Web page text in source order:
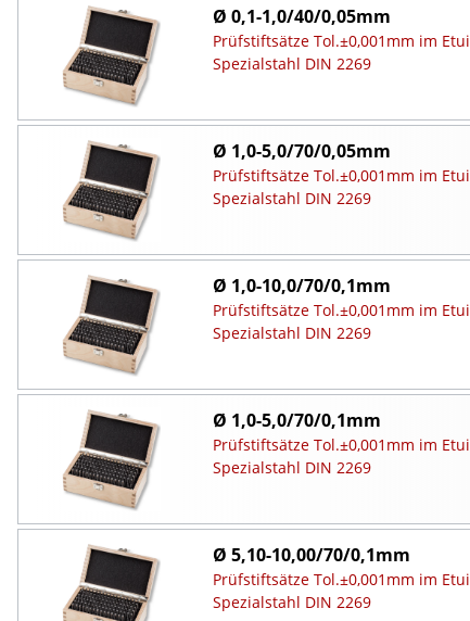
Ø 0,1-1,0/40/0,05mm
Prüfstiftsätze Tol.±0,001mm im Etui
Spezialstahl DIN 2269
Ø 1,0-5,0/70/0,05mm
Prüfstiftsätze Tol.±0,001mm im Etui
Spezialstahl DIN 2269
Ø 1,0-10,0/70/0,1mm
Prüfstiftsätze Tol.±0,001mm im Etui
Spezialstahl DIN 2269
Ø 1,0-5,0/70/0,1mm
Prüfstiftsätze Tol.±0,001mm im Etui
Spezialstahl DIN 2269
Ø 5,10-10,00/70/0,1mm
Prüfstiftsätze Tol.±0,001mm im Etui
Spezialstahl DIN 2269